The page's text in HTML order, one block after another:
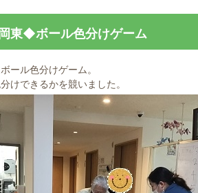
東◆ボール色分けゲーム
ール色分けゲーム。
けできるかを競いました。